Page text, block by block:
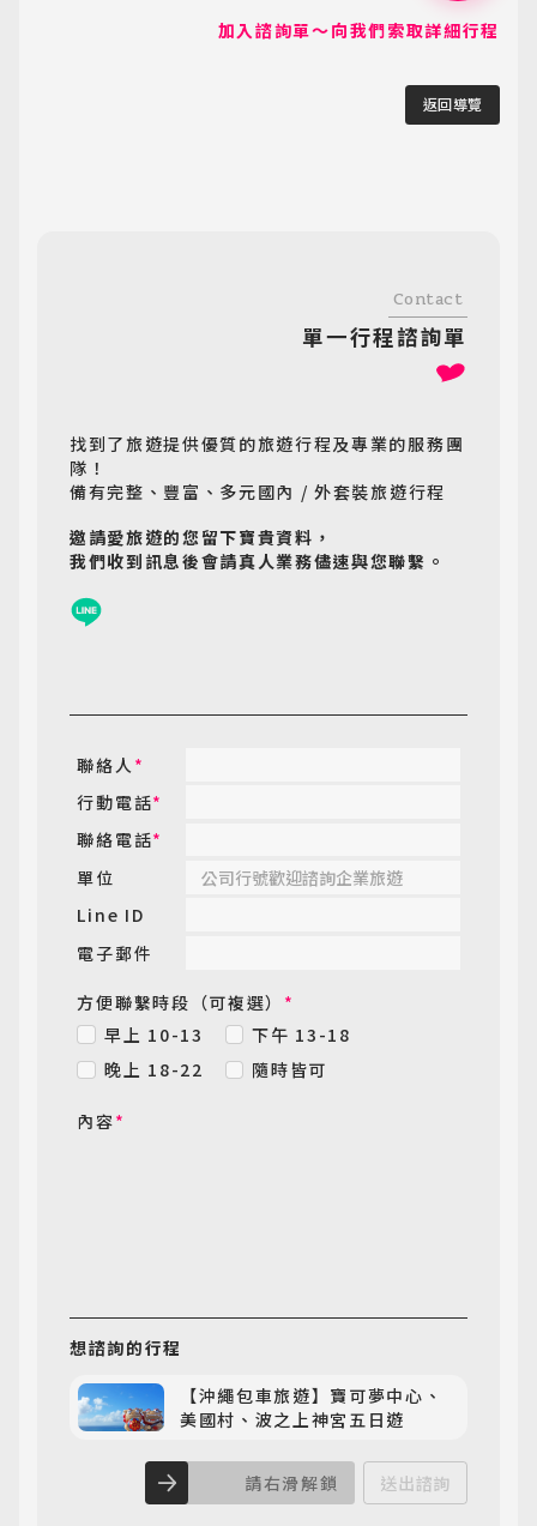
返回導覽
加入諮詢單～向我們索取詳細行程
找到了旅遊提供優質的旅遊行程及專業的服務團
隊！
備有完整、豐富、多元國內 / 外套裝旅遊行程
邀請愛旅遊的您留下寶貴資料，
我們收到訊息後會請真人業務儘速與您聯繫。
Contact
單一行程諮詢單
聯絡人 *
行動電話*
聯絡電話*
單位
Line ID
電子郵件
方便聯繫時段（可複選） *
早上 10-13
下午 13-18
晚上 18-22
隨時皆可
內容*
想諮詢的行程
【沖繩包車旅遊】寶可夢中心、
美國村、波之上神宮五日遊
請右滑解鎖 送出諮詢